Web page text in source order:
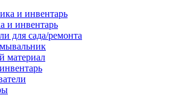
и инвентарь
для сада/ремонта
материал